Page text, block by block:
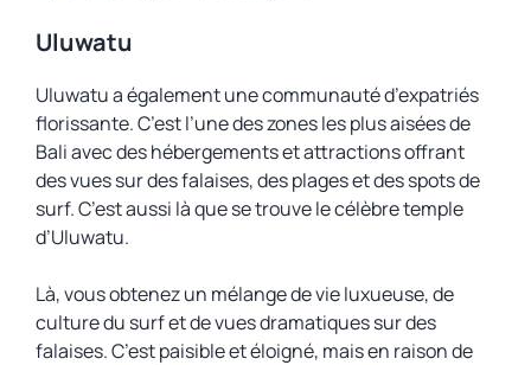
Uluwatu
Uluwatu a également une communauté d’expatriés
florissante. C’est l’une des zones les plus aisées de
Bali avec des hébergements et attractions offrant
des vues sur des falaises, des plages et des spots de
surf. C’est aussi là que se trouve le célèbre temple
d’Uluwatu.
Là, vous obtenez un mélange de vie luxueuse, de
culture du surf et de vues dramatiques sur des
falaises. C’est paisible et éloigné, mais en raison de